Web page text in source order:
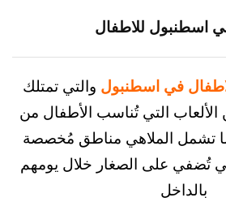
اسطنبولوالتي تمتلك
تُناسب الأطفال من
مناطق مُخصصة
على الصغار خلال يومهم